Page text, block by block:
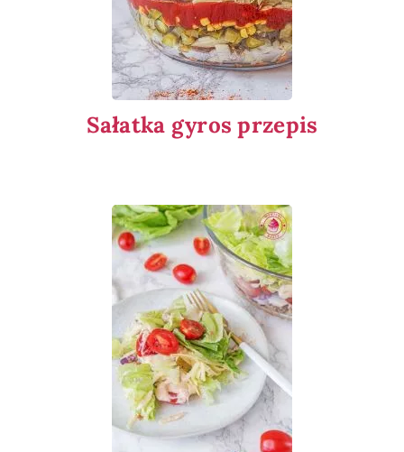
Sałatka gyros przepis